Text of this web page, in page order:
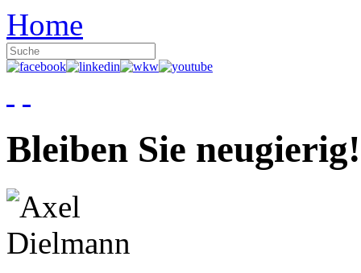
Home
Bleiben Sie neugierig!